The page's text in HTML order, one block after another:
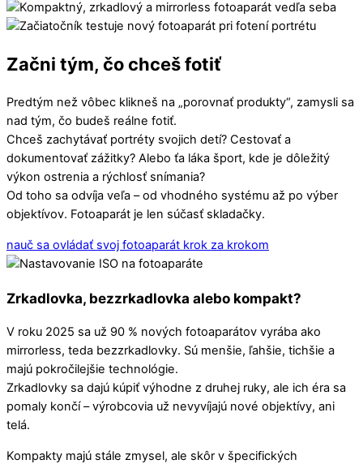
Začni tým, čo chceš fotiť
Predtým než vôbec klikneš na „porovnať produkty“, zamysli sa
nad tým, čo budeš reálne fotiť.
Chceš zachytávať portréty svojich detí? Cestovať a
dokumentovať zážitky? Alebo ťa láka šport, kde je dôležitý
výkon ostrenia a rýchlosť snímania?
Od toho sa odvíja veľa – od vhodného systému až po výber
objektívov. Fotoaparát je len súčasť skladačky.
nauč sa ovládať svoj fotoaparát krok za krokom
Zrkadlovka, bezzrkadlovka alebo kompakt?
V roku 2025 sa už 90 % nových fotoaparátov vyrába ako
mirrorless, teda bezzrkadlovky. Sú menšie, ľahšie, tichšie a
majú pokročilejšie technológie.
Zrkadlovky sa dajú kúpiť výhodne z druhej ruky, ale ich éra sa
pomaly končí – výrobcovia už nevyvíjajú nové objektívy, ani
telá.
Kompakty majú stále zmysel, ale skôr v špecifických